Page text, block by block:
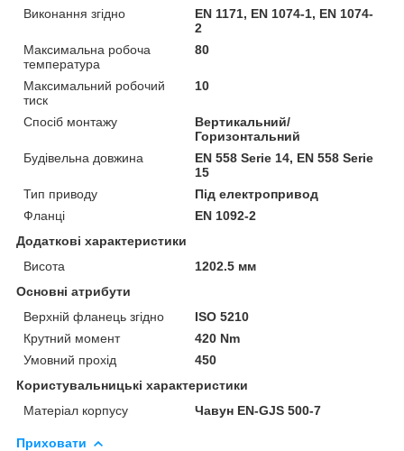
Виконання згідно
EN 1171, EN 1074-1, EN 1074-
2
Максимальна робоча
температура
80
Максимальний робочий
тиск
10
Спосіб монтажу
Вертикальний/
Горизонтальний
Будівельна довжина
EN 558 Serie 14, EN 558 Serie
15
Тип приводу
Під електропривод
Фланці
EN 1092-2
Додаткові характеристики
Висота
1202.5 мм
Основні атрибути
Верхній фланець згідно
ISO 5210
Крутний момент
420 Nm
Умовний прохід
450
Користувальницькі характеристики
Матеріал корпусу
Чавун EN-GJS 500-7
Приховати